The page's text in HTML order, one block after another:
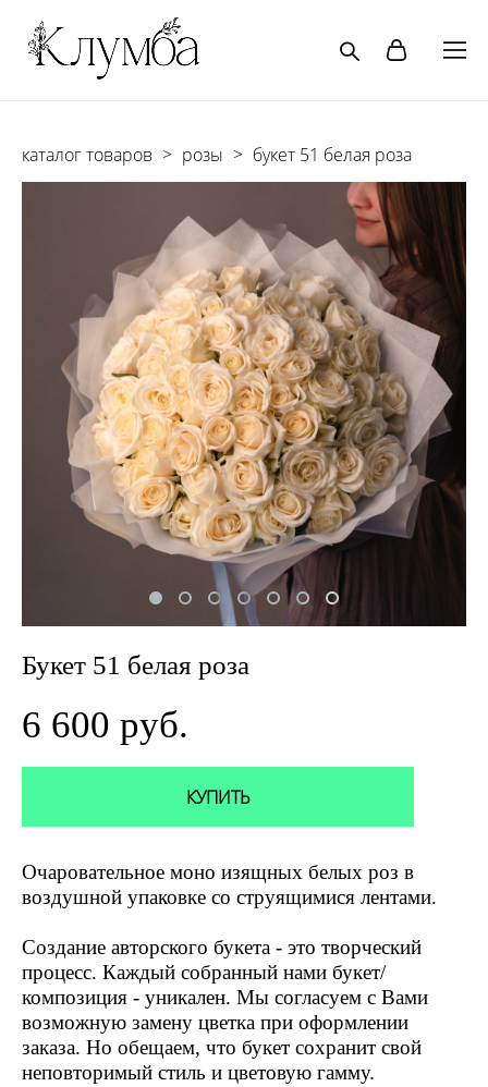
каталог товаров > розы > букет 51 белая роза
Букет 51 белая роза
6 600 pуб.
КУПИТЬ
Очаровательное моно изящных белых роз в
воздушной упаковке со струящимися лентами.
Создание авторского букета - это творческий
процесс. Каждый собранный нами букет/
композиция - уникален. Мы согласуем с Вами
возможную замену цветка при оформлении
заказа. Но обещаем, что букет сохранит свой
неповторимый стиль и цветовую гамму.